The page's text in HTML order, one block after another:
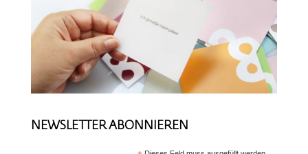
NEWSLETTER ABONNIEREN